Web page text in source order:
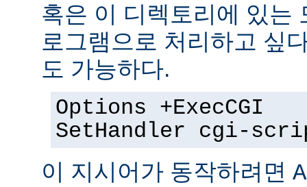
혹은 이 디렉토리에 있는
로그램으로 처리하고 싶
도 가능하다.
Options +ExecCGI
SetHandler cgi-
이 지시어가 동작하려면